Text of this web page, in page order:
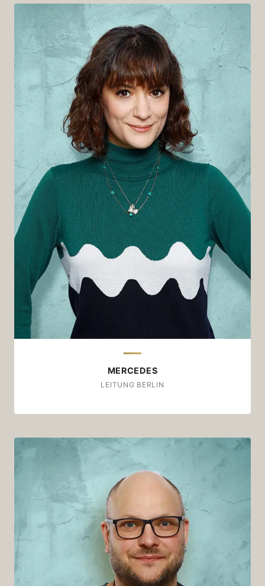
MERCEDES
LEITUNG BERLIN
Mercedes
My favourite shot:
La Bohéme Halo Beriti, Single Origin (Prag)
Am liebsten als:
Cappuccino Doppio
Zu welcher Gelegenheit?
Sonntag morgens am Frühstückstisch mit einem
Stack Pancakes.
Wäre dieser Kaffee ein Stück Musik…
...... dann wäre er "Ocean Drive" von 21 Savage
/ Metro Boomin'.
Thomas